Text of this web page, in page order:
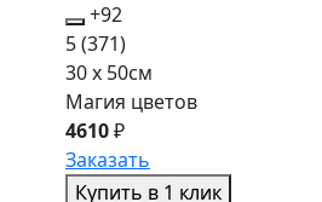
+92
5(371)
30 x 50см
Магия цветов
4610₽
Заказать
Купить в 1 клик